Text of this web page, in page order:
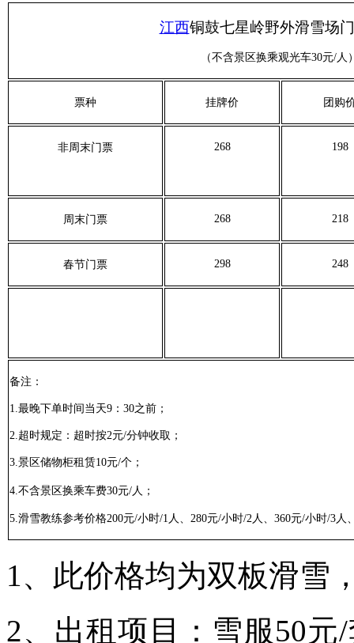
江西铜鼓七星岭野外滑雪场
（不含景区换乘观光车30元/人
票种 挂牌价 团购
非周末门票 268 198
周末门票 268 218
春节门票 298 248
备注：
1.最晚下单时间当天9：30之前；
2. 超时规定：超时按2元/分钟收取；
3.景区储物柜租赁10元/个；
4 .不含景区换乘车费30元/人；
5.滑雪教练参考价格200元/小时/1人、280元/小时/2人、360元/小时/3人
1、此价格均为双板滑雪
2、出租项目：雪服50